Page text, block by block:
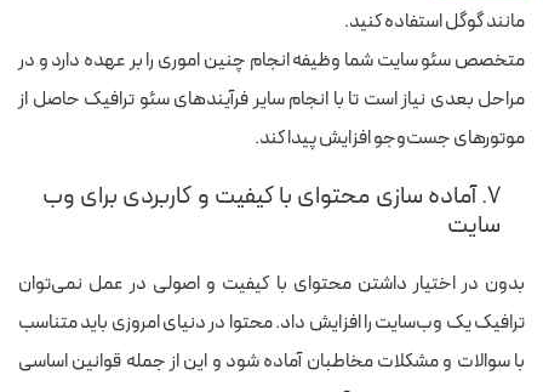
مانند گوگل استفاده کنید.
متخصص سئو سایت شما وظیفه انجام چنین اموری را بر عهده دارد و در
مراحل بعدی نیاز است تا با انجام سایر فرآیندهای سئو ترافیک حاصل از
موتورهای جست‌وجو افزایش پیدا کند.
۷. آماده سازی محتوای با کیفیت و کاربردی برای وب
سایت
بدون در اختیار داشتن محتوای با کیفیت و اصولی در عمل نمی‌توان
ترافیک یک وب‌سایت را افزایش داد. محتوا در دنیای امروزی باید متناسب
با سوالات و مشکلات مخاطبان آماده شود و این از جمله قوانین اساسی